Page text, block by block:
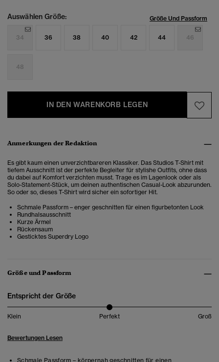
Auswählen Größe: Größe Und Passform
34 36 38 40 42 44 46
48
IN DEN WARENKORB LEGEN
Anmerkungen der Redaktion
Es gibt kaum einen unverzichtbareren Klassiker. Das Studios T-Shirt mit
tiefem Ausschnitt ist der perfekte Begleiter für stylishe Outfits, ohne dass
du dabei auf Komfort verzichten musst. Trage es im Lagenlook oder als
Solo-Statement-Stück, um deinen authentischen Casual-Look abzurunden.
So oder so, dieses T-Shirt wird sicher ein sofortiger Hit.
Schmale Passform – enger geschnitten für einen figurbetonten Look
Rundhalsausschnitt
Kurze Ärmel
Rückensaum
Gesticktes Superdry Logo
Größe und Passform
Entspricht der Größe
Klein Perfekt Groß
Bewertungen Lesen
Schmale Passform – körpernah geschnitten für einen